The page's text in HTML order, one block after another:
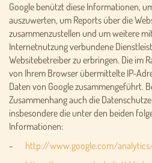
Google benützt diese Informationen,
auszuwerten, um Reports über die
zusammenzustellen und um weitere
Internetnutzung verbundene
Websitebetreiber zu erbringen. Die im
von Ihrem Browser übermittelte IP-
Daten von Google zusammengeführt.
Zusammenhang auch die
insbesondere die unter den beiden
Informationen:
- http://www.google.com/